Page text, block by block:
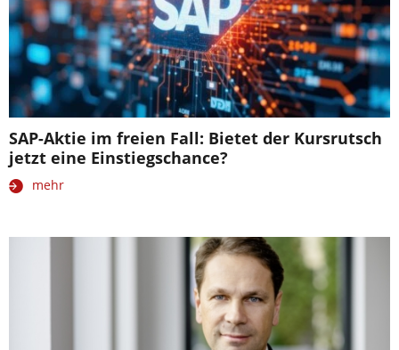
SAP-Aktie im freien Fall: Bietet der Kursrutsch
jetzt eine Einstiegschance?
mehr